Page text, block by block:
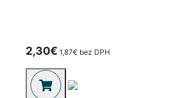
2,30€ 1,87€ bez DPH